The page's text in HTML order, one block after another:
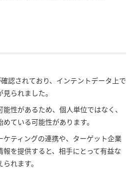
認されており、インテントデータ上で
られました。
性があるため、個人単位ではなく、
ている可能性があります。
ケティングの連携や、ターゲット企業
を提供すると、相手にとって有益な
れます。